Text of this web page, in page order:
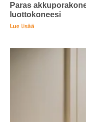
Paras
luottokoneesi
Lue lisää